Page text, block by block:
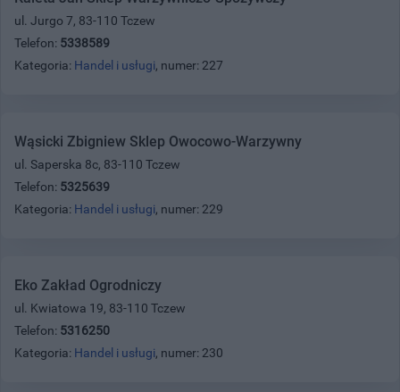
ul. Jurgo 7, 83-110 Tczew
Telefon: 5338589
Kategoria: Handel i usługi, numer: 227
Wąsicki Zbigniew Sklep Owocowo-Warzywny
ul. Saperska 8c, 83-110 Tczew
Telefon: 5325639
Kategoria: Handel i usługi, numer: 229
Eko Zakład Ogrodniczy
ul. Kwiatowa 19, 83-110 Tczew
Telefon: 5316250
Kategoria: Handel i usługi, numer: 230